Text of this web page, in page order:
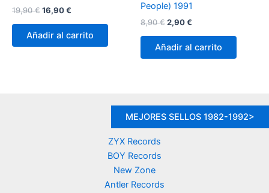
19,90€El
original
era:
16,90€
actual
es:
Añadir al carrito
People) 1991
8,90€El
original
era:
2,90€
actual
es:
Añadir al carrito
MEJORES SELLOS 1982-1992>
ZYX Records
BOY Records
New Zone
Antler Records